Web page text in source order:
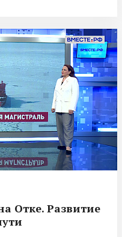
Отке. Развитие